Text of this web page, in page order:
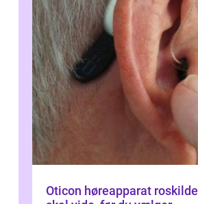
Oticon høreapparat roskilde hvad du